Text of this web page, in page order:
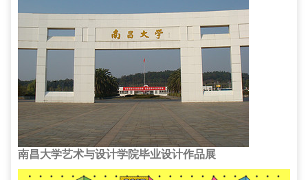
南昌大学艺术与设计学院毕业设计作品展